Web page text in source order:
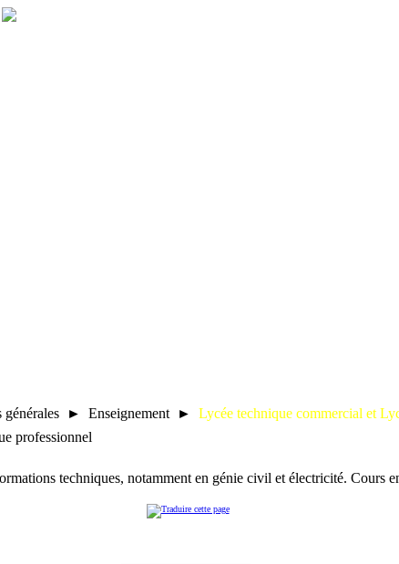
générales ► Enseignement ► Lycée technique commercial et
professionnel
techniques, notamment en génie civil et électricité. Cours